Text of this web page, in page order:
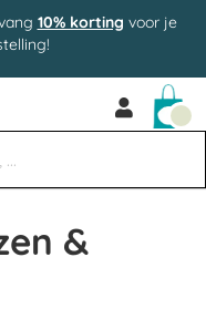
10% korting voor je
&